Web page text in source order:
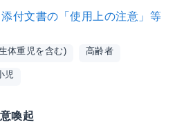
添付文書の「使用上の注意」等
体重児を含む) 高齢者
児
喚起